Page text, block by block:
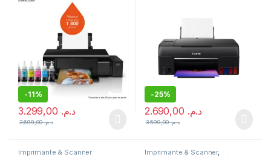
-11%
د.م.
د.م.3.699,00
-25%
د.م.
د.م.3.599,00
Imprimante & Scanner Imprimante & Scanner,